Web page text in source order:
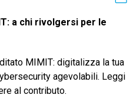
a chi rivolgersi per le
MIMIT: digitalizza la tua
agevolabili. Leggi
al contributo.